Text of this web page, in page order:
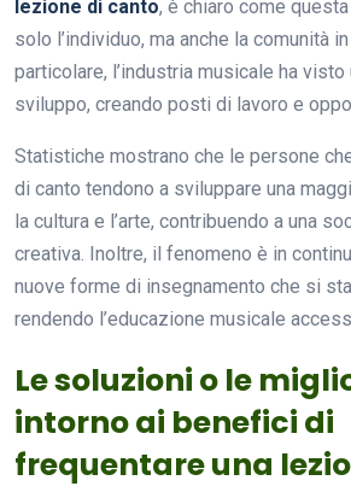
lezione di canto, è chiaro come
solo l’individuo, ma anche la comunità
particolare, l’industria musicale ha visto
sviluppo, creando posti di lavoro e
Statistiche mostrano che le persone
di canto tendono a sviluppare una
la cultura e l’arte, contribuendo a una
creativa. Inoltre, il fenomeno è in
nuove forme di insegnamento che si
rendendo l’educazione musicale
Le soluzioni o le
intorno ai benefici di
frequentare una